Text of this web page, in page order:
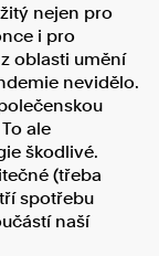
nejen pro
i pro
oblasti umění
nevidělo.
ale
škodlivé.
(třeba
spotřebu
naší